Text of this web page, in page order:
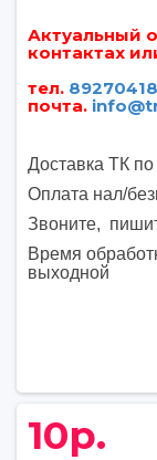
Актуальный
контактах
тел.
почта.
Доставка ТК
Оплата нал/
Звоните,
Время
выходной
10р.